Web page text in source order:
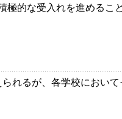
的な受入れを進めるこ
れるが、各学校におい